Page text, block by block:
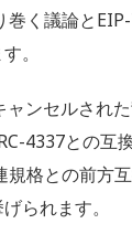
巻く議論と
。
ャンセルされ
4337との互
規格との前方
られます。